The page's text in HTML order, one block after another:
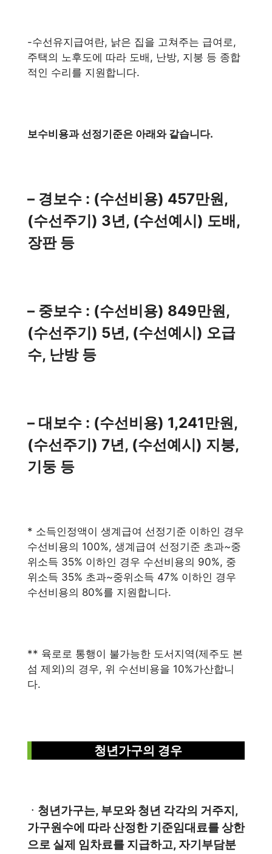
-수선유지급여란, 낡은 집을 고쳐주는 급여로,
주택의 노후도에 따라 도배, 난방, 지붕 등 종합
적인 수리를 지원합니다.
보수비용과 선정기준은 아래와 같습니다.
– 경보수 : (수선비용) 457만원,
(수선주기) 3년, (수선예시) 도배,
장판 등
– 중보수 : (수선비용) 849만원,
(수선주기) 5년, (수선예시) 오급
수, 난방 등
– 대보수 : (수선비용) 1,241만원,
(수선주기) 7년, (수선예시) 지붕,
기둥 등
* 소득인정액이 생계급여 선정기준 이하인 경우
수선비용의 100%, 생계급여 선정기준 초과~중
위소득 35% 이하인 경우 수선비용의 90%, 중
위소득 35% 초과~중위소득 47% 이하인 경우
수선비용의 80%를 지원합니다.
** 육로로 통행이 불가능한 도서지역(제주도 본
섬 제외)의 경우, 위 수선비용을 10%가산합니
다.
청년가구의 경우
ㆍ 청년가구는, 부모와 청년 각각의 거주지,
가구원수에 따라 산정한 기준임대료를 상한
으로 실제 임차료를 지급하고, 자기부담분